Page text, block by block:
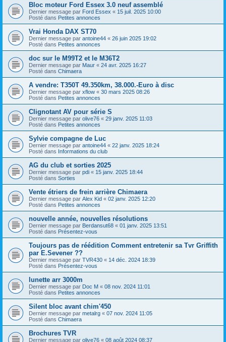
Bloc moteur Ford Essex 3.0 neuf assemblé
Dernier message par Ford Essex « 15 juil. 2025 10:00
Posté dans Petites annonces
Vrai Honda DAX ST70
Dernier message par antoine44 « 26 juin 2025 19:02
Posté dans Petites annonces
doc sur le M99T2 et le M36T2
Dernier message par Maur « 24 avr. 2025 16:27
Posté dans Chimaera
A vendre: T350T 49.350km, 38.000.-Euro à disc
Dernier message par xflow « 30 mars 2025 08:26
Posté dans Petites annonces
Clignotant AV pour série S
Dernier message par olive76 « 29 janv. 2025 11:03
Posté dans Petites annonces
Sylvie compagne de Luc
Dernier message par antoine44 « 22 janv. 2025 18:24
Posté dans Informations du club
AG du club et sorties 2025
Dernier message par pdi « 15 janv. 2025 18:44
Posté dans Sorties
Vente étriers de frein arrière Chimaera
Dernier message par Alex Kid « 02 janv. 2025 12:20
Posté dans Petites annonces
nouvelle année, nouvelles résolutions
Dernier message par Berdansut68 « 01 janv. 2025 13:51
Posté dans Présentez-vous
Toujours pas de réédition Comment entretenir sa Tvr Griffith
par E.Sevener ??
Dernier message par TVR430 « 14 déc. 2024 18:39
Posté dans Présentez-vous
lunette arr 3000m
Dernier message par Doc M « 08 nov. 2024 11:01
Posté dans Petites annonces
Silent bloc avant chim'450
Dernier message par metalrg « 07 nov. 2024 11:05
Posté dans Chimaera
Brochures TVR
Dernier message par olive76 « 08 août 2024 08:37